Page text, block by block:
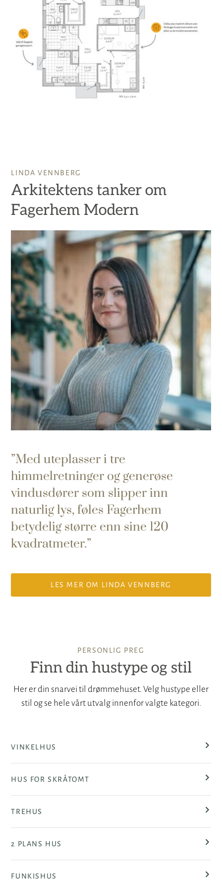
LINDA VENNBERG
Arkitektens tanker om
Fagerhem Modern
Med uteplasser i tre
himmelretninger og generøse
vindusdører som slipper inn
naturlig lys, føles Fagerhem
betydelig større enn sine 120
kvadratmeter.
LES MER OM LINDA VENNBERG
PERSONLIG PREG
Finn din hustype og stil
Her er din snarvei til drømmehuset. Velg hustype eller
stil og se hele vårt utvalg innenfor valgte kategori.
VINKELHUS
HUS FOR SKRÅTOMT
TREHUS
2 PLANS HUS
FUNKISHUS